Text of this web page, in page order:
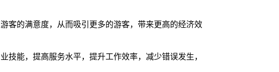
客的满意度，从而吸引更多的游客，带来更高的经济效
能，提高服务水平，提升工作效率，减少错误发生，